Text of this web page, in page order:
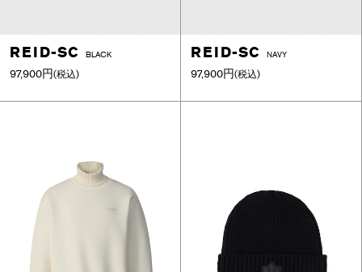
REID-SC BLACK
97,900円(税込)
REID-SC NAVY
97,900円(税込)